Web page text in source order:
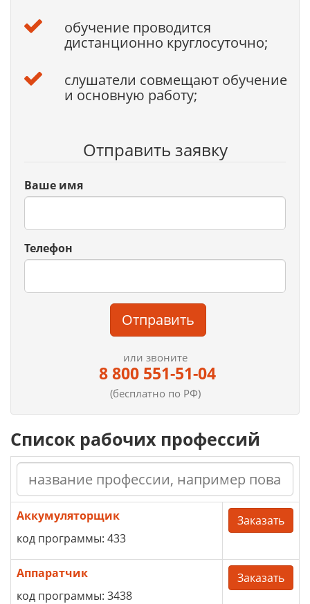
обучение проводится
дистанционно круглосуточно;
слушатели совмещают обучение
и основную работу;
Отправить заявку
Ваше имя
Телефон
Отправить
или звоните
8 800 551-51-04
(бесплатно по РФ)
Список рабочих профессий
Аккумуляторщик
код программы: 433
Заказать
Аппаратчик
код программы: 3438
Заказать